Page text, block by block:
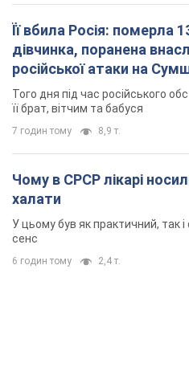
Її вбила Росія: померла
дівчинка, поранена
російської атаки на
Того дня під час російського
її брат, вітчим та бабуся
7 годин тому 8,9 т.
Чому в СРСР лікарі
халати
У цьому був як практичний, так і
сенс
6 годин тому 2,4 т.